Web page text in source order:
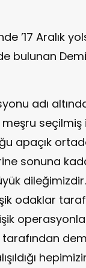
’17 Aralık
bulunan
adı
meşru
apaçık
sonuna
odaklar